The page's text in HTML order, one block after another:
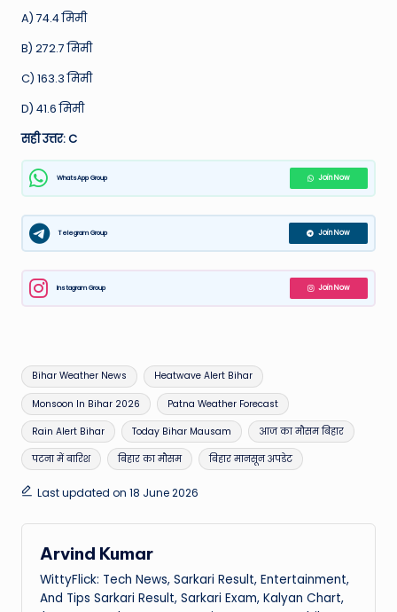
A) 74.4 मिमी
B) 272.7 मिमी
C) 163.3 मिमी
D) 41.6 मिमी
सही उत्तर: C
WhatsApp Group Join Now
Telegram Group Join Now
Instagram Group Join Now
Tags:
Bihar Weather News Heatwave Alert Bihar
Monsoon In Bihar 2026 Patna Weather Forecast
Rain Alert Bihar Today Bihar Mausam आज का मौसम बिहार
पटना में बारिश बिहार का मौसम बिहार मानसून अपडेट
Last updated on 18 June 2026
Arvind Kumar
WittyFlick: Tech News, Sarkari Result, Entertainment,
And Tips Sarkari Result, Sarkari Exam, Kalyan Chart,